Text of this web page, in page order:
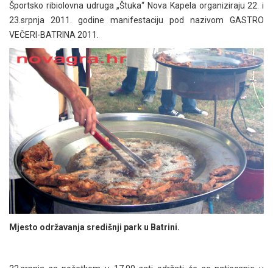
Športsko ribiolovna udruga „Štuka“ Nova Kapela organiziraju 22. i
23.srpnja 2011. godine manifestaciju pod nazivom GASTRO
VEČERI-BATRINA 2011.
Mjesto održavanja središnji park u Batrini.